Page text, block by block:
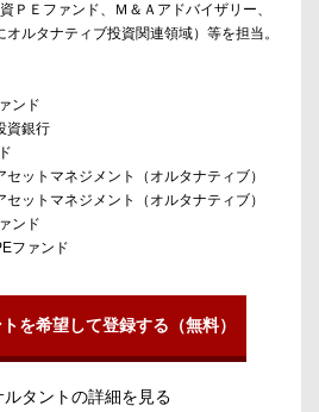
ＰＥファンド、Ｍ＆Ａアドバイザリー、
ルタナティブ投資関連領域）等を担当。
ンド
銀行
トマネジメント（オルタナティブ）
トマネジメント（オルタナティブ）
ンド
ファンド
を希望して登録する（無料）
ルタントの詳細を見る